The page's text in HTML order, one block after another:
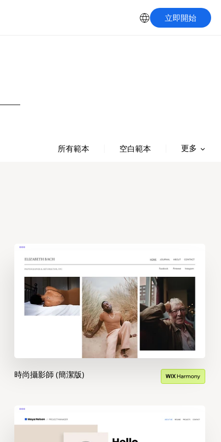
立即開始
所有範本 空白範本 更多
時尚攝影師 (簡潔版)